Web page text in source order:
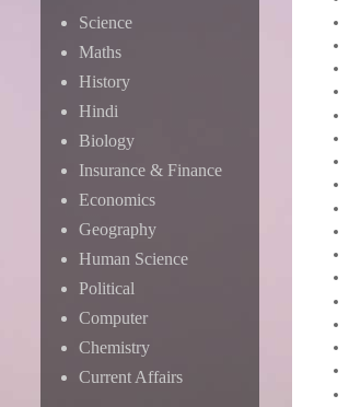
Science
Maths
History
Hindi
Biology
Insurance & Finance
Economics
Geography
Human Science
Political
Computer
Chemistry
Current Affairs